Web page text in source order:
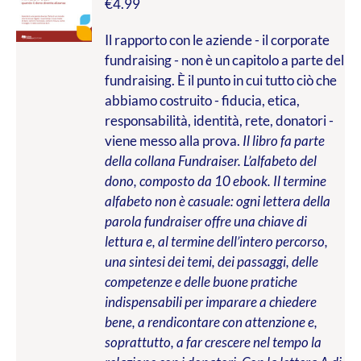
€4.99
Il rapporto con le aziende - il corporate
fundraising - non è un capitolo a parte del
fundraising. È il punto in cui tutto ciò che
abbiamo costruito - fiducia, etica,
responsabilità, identità, rete, donatori -
viene messo alla prova. Il libro fa parte
della collana Fundraiser. L’alfabeto del
dono, composto da 10 ebook. Il termine
alfabeto non è casuale: ogni lettera della
parola fundraiser offre una chiave di
lettura e, al termine dell’intero percorso,
una sintesi dei temi, dei passaggi, delle
competenze e delle buone pratiche
indispensabili per imparare a chiedere
bene, a rendicontare con attenzione e,
soprattutto, a far crescere nel tempo la